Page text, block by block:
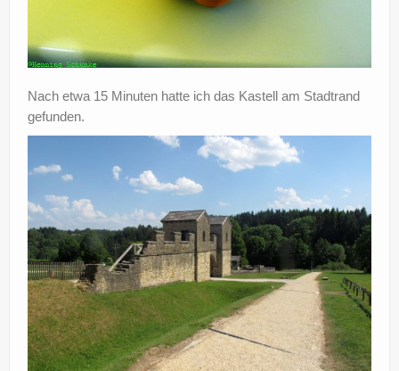
Nach etwa 15 Minuten hatte ich das Kastell am Stadtrand
gefunden.